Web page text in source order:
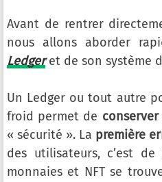
Avant de rentrer
nous allons aborder
Ledgeret de son système
Un Ledger ou tout autre
froid permet de
« sécurité ». La première
des utilisateurs, c’est
monnaies et NFT se